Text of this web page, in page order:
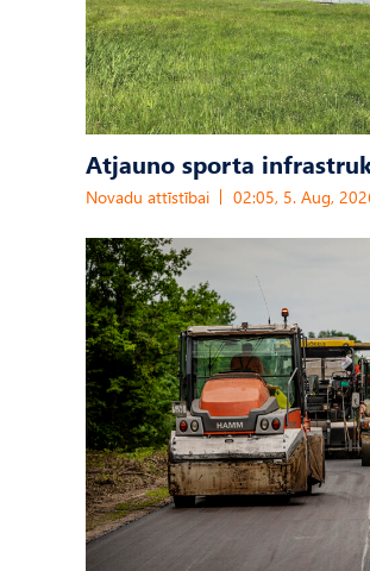
Atjauno sporta
Novadu attīstībai 02:05, 5. Aug,